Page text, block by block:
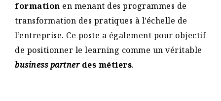
formation en menant des programmes de
transformation des pratiques à l’échelle de
l’entreprise. Ce poste a également pour objectif
de positionner le learning comme un véritable
business partnerdes métiers.